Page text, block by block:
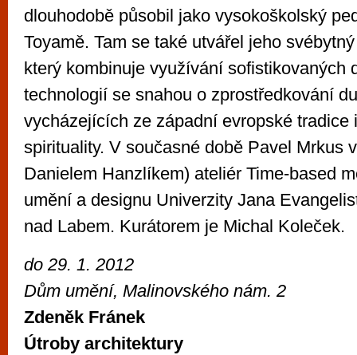
dlouhodobě působil jako vysokoškolský
Toyamě. Tam se také utvářel jeho
který kombinuje využívání sofistikovaných
technologií se snahou o zprostředkování
vycházejících ze západní evropské tradice
spirituality. V současné době Pavel Mrkus
Danielem Hanzlíkem) ateliér Time-based
umění a designu Univerzity Jana
nad Labem. Kurátorem je Michal Koleček.
do 29. 1. 2012
Dům umění, Malinovského nám. 2
Zdeněk Fránek
Útroby architektury